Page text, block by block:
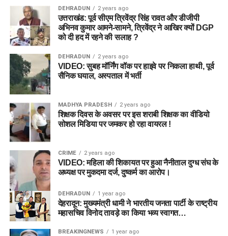
DEHRADUN 2 years ago
उत्तराखंड: पूर्व सीएम त्रिवेंद्र सिंह रावत और डीजीपी
अभिनव कुमार आमने-सामने, त्रिवेंद्र ने आखिर क्यों DGP
को दी हद में रहने की सलाह ?
DEHRADUN 2 years ago
VIDEO: सुबह मॉर्निंग वॉक पर हाइवे पर निकला हाथी, पूर्व
सैनिक घयाल, अस्पताल में भर्ती
MADHYA PRADESH 2 years ago
शिक्षक दिवस के अवसर पर इस शराबी शिक्षक का वीडियो
सोशल मिडिया पर जमकर हो रहा वायरल !
CRIME 2 years ago
VIDEO: महिला की शिकायत पर हुआ नैनीताल दुग्ध संघ के
अध्यक्ष पर मुकदमा दर्ज, दुष्कर्म का आरोप।
DEHRADUN 1 year ago
देहरादून: मुख्यमंत्री धामी ने भारतीय जनता पार्टी के राष्ट्रीय
महासचिव विनोद तावड़े का किया भव्य स्वागत…
BREAKINGNEWS 1 year ago